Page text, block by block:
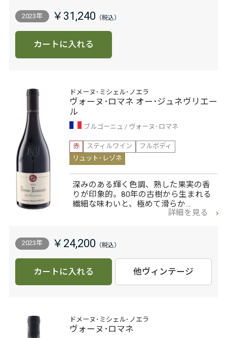
2023年 ￥31,240
カートに入れる
ドメーヌ･ミシェル･ノエラ
ヴォーヌ･ロマネ オー･ジュネヴリエー
ル
ブルゴーニュ
ヴォーヌ･ロマネ
赤
スティルワイン
フルボディ
リュット･レゾネ
深みのある輝く色調、熟した果実の香
りが印象的。80年の古樹から生まれる
繊細な味わいと、極めて滑らか…
詳細を見る
2023年 ￥24,200
カートに入れる 他ヴィンテージ
ドメーヌ･ミシェル･ノエラ
ヴォーヌ･ロマネ